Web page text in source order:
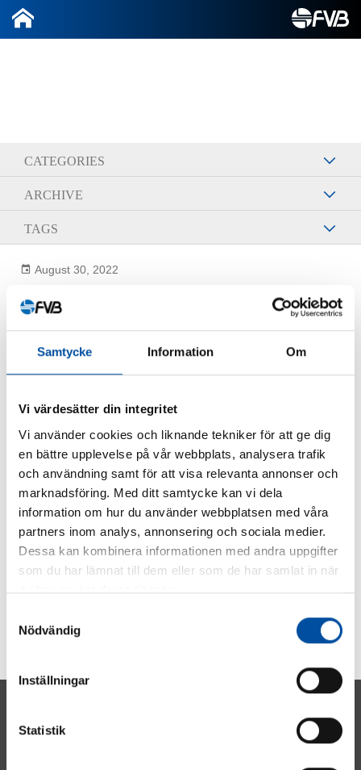
Samtycke Information Om
Vi värdesätter din integritet
Vi använder cookies och liknande tekniker för att ge dig
en bättre upplevelse på vår webbplats, analysera trafik
och användning samt för att visa relevanta annonser och
marknadsföring. Med ditt samtycke kan vi dela
information om hur du använder webbplatsen med våra
partners inom analys, annonsering och sociala medier.
Dessa kan kombinera informationen med andra uppgifter
som du har lämnat till dem eller som de har samlat in när
du har använt deras tjänster.
Nödvändig
Inställningar
Statistik
CATEGORIES
ARCHIVE
TAGS
August 30, 2022
Eric Johansson Maloney
SHARE ARTICLE